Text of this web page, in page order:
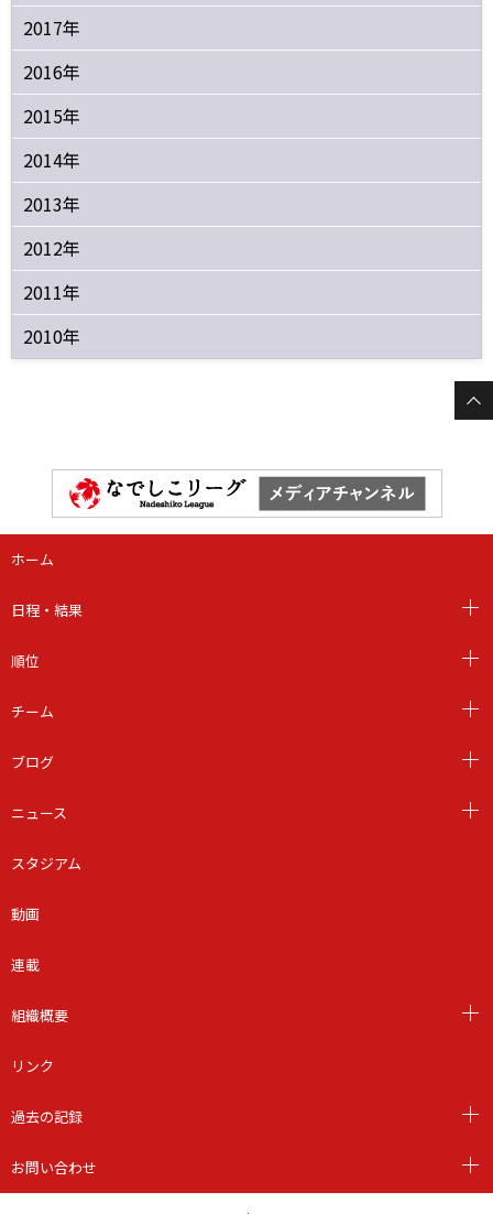
2017年
2016年
2015年
2014年
2013年
2012年
2011年
2010年
ホーム
日程・結果
順位
チーム
ブログ
ニュース
スタジアム
動画
連載
組織概要
リンク
過去の記録
お問い合わせ